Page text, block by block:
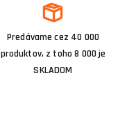
Predávame cez 40 000
produktov, z toho 8 000 je
SKLADOM